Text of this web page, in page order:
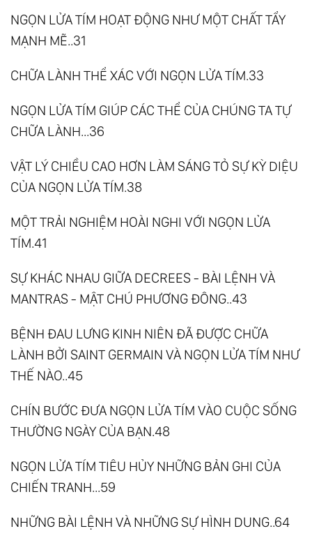
NGỌN LỬA TÍM HOẠT ĐỘNG NHƯ MỘT CHẤT TẨY
MẠNH MẼ..31
CHỮA LÀNH THỂ XÁC VỚI NGỌN LỬA TÍM.33
NGỌN LỬA TÍM GIÚP CÁC THỂ CỦA CHÚNG TA TỰ
CHỮA LÀNH...36
VẬT LÝ CHIỀU CAO HƠN LÀM SÁNG TỎ SỰ KỲ DIỆU
CỦA NGỌN LỬA TÍM.38
MỘT TRẢI NGHIỆM HOÀI NGHI VỚI NGỌN LỬA
TÍM.41
SỰ KHÁC NHAU GIỮA DECREES - BÀI LỆNH VÀ
MANTRAS - MẬT CHÚ PHƯƠNG ĐÔNG..43
BỆNH ĐAU LƯNG KINH NIÊN ĐÃ ĐƯỢC CHỮA
LÀNH BỞI SAINT GERMAIN VÀ NGỌN LỬA TÍM NHƯ
THẾ NÀO..45
CHÍN BƯỚC ĐƯA NGỌN LỬA TÍM VÀO CUỘC SỐNG
THƯỜNG NGÀY CỦA BẠN.48
NGỌN LỬA TÍM TIÊU HỦY NHỮNG BẢN GHI CỦA
CHIẾN TRANH...59
NHỮNG BÀI LỆNH VÀ NHỮNG SỰ HÌNH DUNG..64